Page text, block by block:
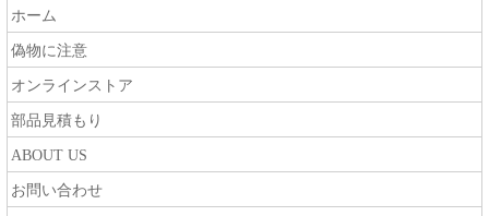
ホーム
偽物に注意
オンラインストア
部品見積もり
ABOUT US
お問い合わせ